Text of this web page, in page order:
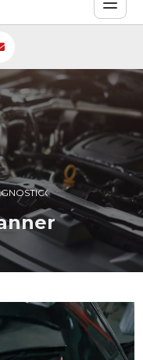
SCANNER